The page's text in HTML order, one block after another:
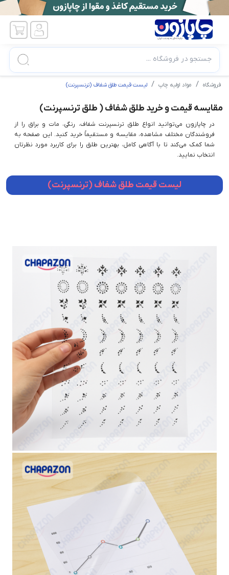
جستجو در فروشگاه ...
فروشگاه مواد اولیه چاپ لیست قیمت طلق شفاف (ترنسپرنت)
مقایسه قیمت و خرید طلق شفاف ( طلق ترنسپرنت)
در چاپازون می‌توانید انواع طلق ترنسپرنت شفاف، رنگی، مات و براق را از
فروشندگان مختلف مشاهده، مقایسه و مستقیماً خرید کنید. این صفحه به
شما کمک می‌کند تا با آگاهی کامل، بهترین طلق را برای کاربرد مورد نظرتان
انتخاب نمایید.
لیست قیمت طلق شفاف (ترنسپرنت)